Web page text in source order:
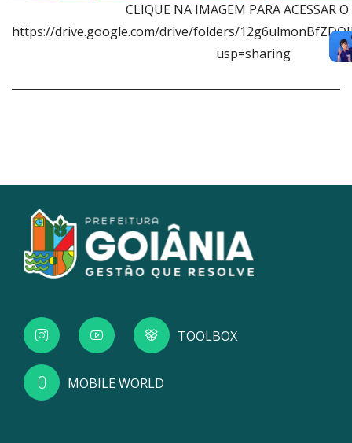
CLIQUE NA IMAGEM PARA ACESSAR
https://drive.google.com/drive/folders/
usp=sharing
TOOLBOX
MOBILE WORLD